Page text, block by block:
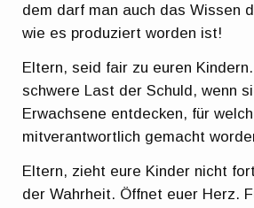
dem darf man auch das Wissen
wie es produziert worden ist!
Eltern, seid fair zu euren
schwere Last der Schuld, wenn
Erwachsene entdecken, für
mitverantwortlich gemacht
Eltern, zieht eure Kinder nicht
der Wahrheit. Öffnet euer Herz.